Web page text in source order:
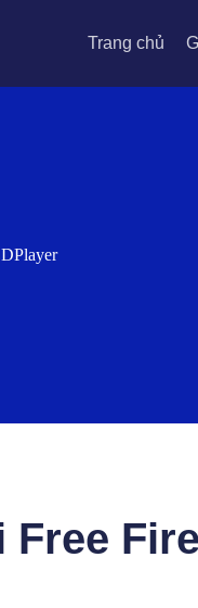
Trang chủ